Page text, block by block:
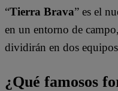
“Tierra Brava” es el
en un entorno de
dividirán en dos equipos
¿Qué famosos